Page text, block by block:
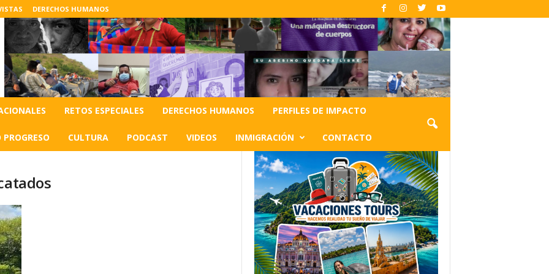
DERECHOS HUMANOS
RETOS ESPECIALES DERECHOS HUMANOS PERFILES DE IMPACTO
PROGRESO CULTURA PODCAST VIDEOS INMIGRACIÓN CONTACTO